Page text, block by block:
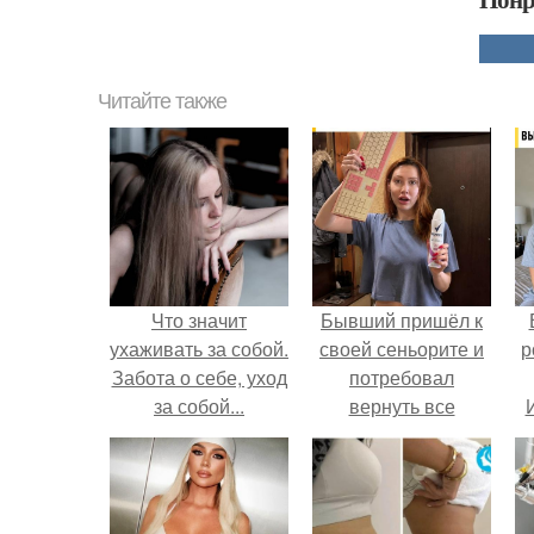
Читайте также
Что значит
ухаживать за собой.
Забота о себе, уход
за собой...
Бывший пришёл к
своей сеньорите и
потребовал
вернуть все
подарки.